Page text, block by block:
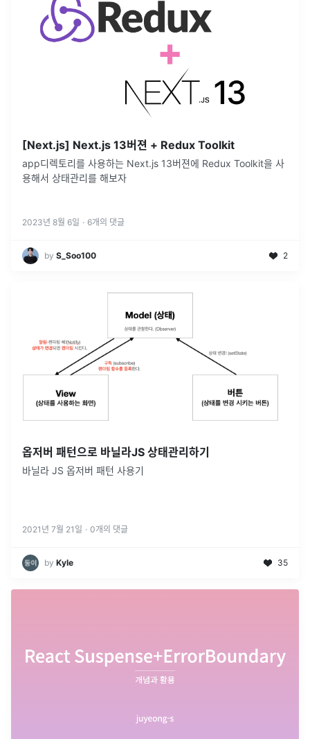
[Next.js] Next.js 13버젼 + Redux Toolkit
app디렉토리를 사용하는 Next.js 13버젼에 Redux Toolkit을 사
용해서 상태관리를 해보자
2023년 8월 6일 · 6개의 댓글
by S_Soo100 2
옵저버 패턴으로 바닐라JS 상태관리하기
바닐라 JS 옵저버 패턴 사용기
2021년 7월 21일 · 0개의 댓글
by Kyle 35